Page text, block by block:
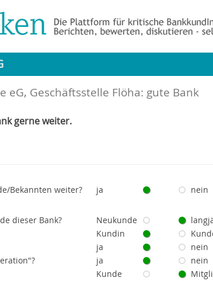
eG, Geschäftsstelle Flöha: gute Bank
gerne weiter.
Bekannten weiter?
ja
nein
dieser Bank?
Neukunde
Kundin
ja
nein
ja
nein
Kunde